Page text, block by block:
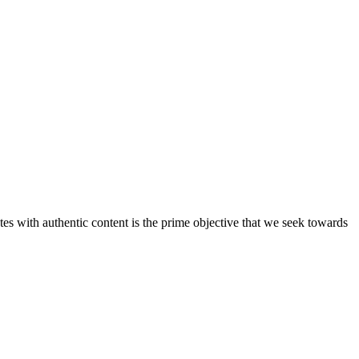
with authentic content is the prime objective that we seek towards